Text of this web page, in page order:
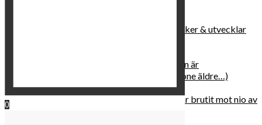
Self Love – hur du läker, stärker & utvecklar
Hur du blir parisisk var du än är
Äldre och klokare (åtminstone äldre…)
Häxans kokbok
Gud gav oss tio bud – jag har brutit mot nio av
0